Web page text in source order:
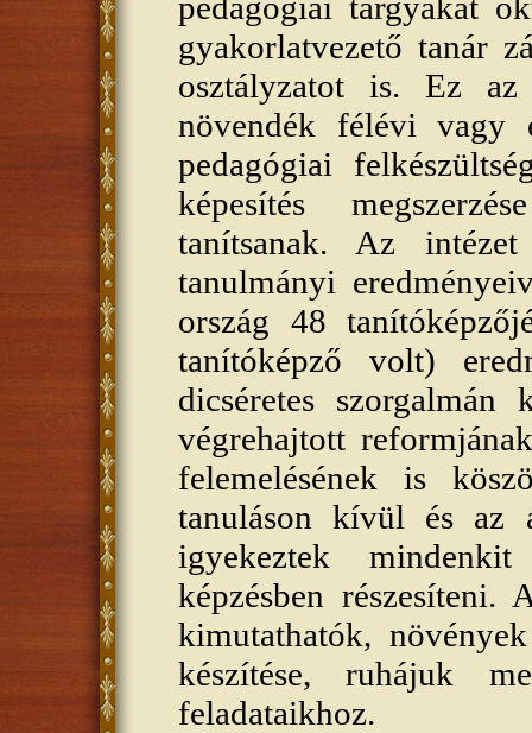
gyakorlatvezető tanár
osztályzatot is. Ez
növendék félévi vagy
pedagógiai
képesítés
tanítsanak. Az
tanulmányi
ország 48
tanítóképző volt)
dicséretes
végrehajtott
felemelésének is
tanuláson kívül és az
igyekeztek
képzésben
kimutathatók,
készítése, ruhájuk
feladataikhoz.